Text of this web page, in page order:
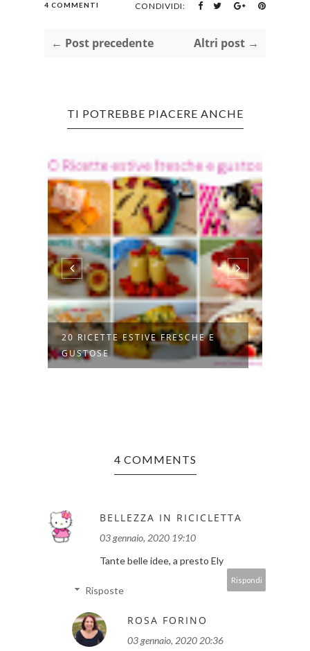
4 COMMENTI CONDIVIDI:
← Post precedente Altri post →
TI POTREBBE PIACERE ANCHE
20 RICETTE ESTIVE FRESCHE E
GUSTOSE
4 COMMENTS
BELLEZZA IN RICICLETTA
03 gennaio, 2020 19:10
Tante belle idee, a presto Ely
Rispondi
Risposte
ROSA FORINO
03 gennaio, 2020 20:36